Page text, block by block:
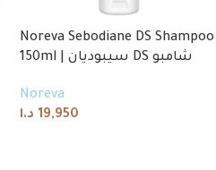
Noreva Sebodiane DS Shampoo
150ml | سيبوديان DS شامبو
Noreva
19,950 د.ا